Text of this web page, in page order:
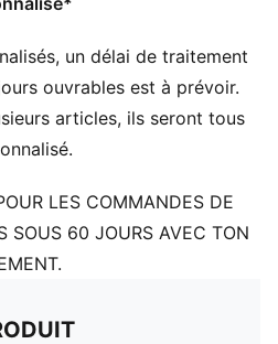
un délai de traitement
ouvrables est à prévoir.
articles, ils seront tous
LES COMMANDES DE
SOUS 60 JOURS AVEC TON